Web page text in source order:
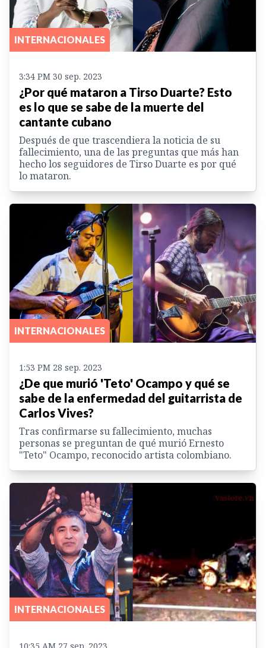
INTERNACIONALES
3:34 PM 30 sep. 2023
¿Por qué mataron a Tirso Duarte? Esto
es lo que se sabe de la muerte del
cantante cubano
Después de que trascendiera la noticia de su
fallecimiento, una de las preguntas que más han
hecho los seguidores de Tirso Duarte es por qué
lo mataron.
INTERNACIONALES
1:53 PM 28 sep. 2023
¿De que murió 'Teto' Ocampo y qué se
sabe de la enfermedad del guitarrista de
Carlos Vives?
Tras confirmarse su fallecimiento, muchas
personas se preguntan de qué murió Ernesto
"Teto" Ocampo, reconocido artista colombiano.
INTERNACIONALES